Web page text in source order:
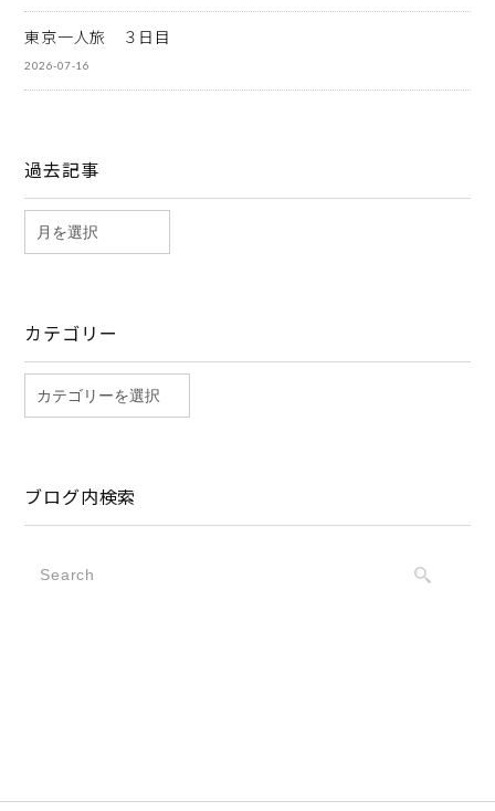
東京一人旅 ３日目
2026-07-16
過去記事
カテゴリー
ブログ内検索